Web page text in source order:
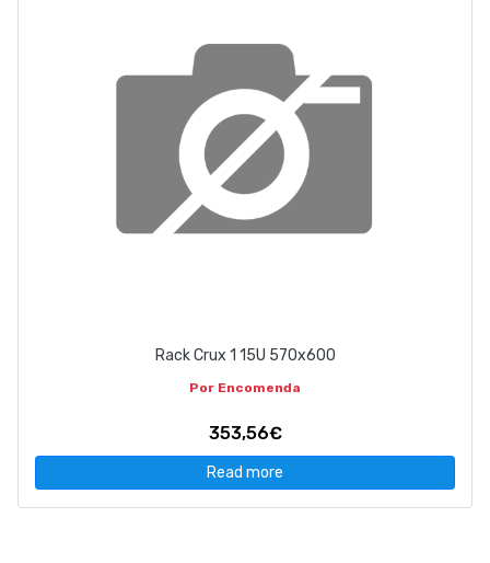
Rack Crux 1 15U 570x600
Por Encomenda
353,56€
Read more